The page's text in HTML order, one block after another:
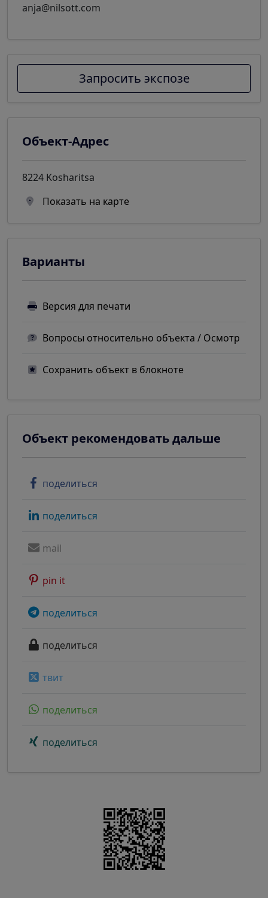
anja@nilsott.com
Запросить экспозе
Объект-Адрес
8224 Kosharitsa
Показать на карте
Варианты
Версия для печати
Вопросы относительно объекта / Осмотр
Сохранить объект в блокноте
Объект рекомендовать дальше
поделиться
поделиться
mail
pin it
поделиться
поделиться
твит
поделиться
поделиться